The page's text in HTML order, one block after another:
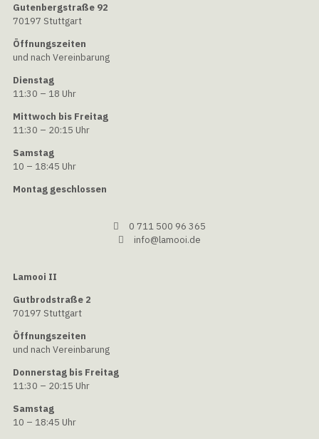
Gutenbergstraße 92
70197 Stuttgart
Öffnungszeiten
und nach Vereinbarung
Dienstag
11:30 – 18 Uhr
Mittwoch bis Freitag
11:30 – 20:15 Uhr
Samstag
10 – 18:45 Uhr
Montag geschlossen
0 711 500 96 365
info@lamooi.de
Lamooi II
Gutbrodstraße 2
70197 Stuttgart
Öffnungszeiten
und nach Vereinbarung
Donnerstag bis Freitag
11:30 – 20:15 Uhr
Samstag
10 – 18:45 Uhr